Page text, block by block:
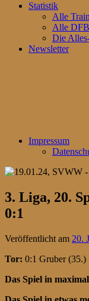
Statistik
Alle
Alle
Die
Newsletter
Impressum
3. Liga, 20.
0:1
Veröffentlicht am 20.
Tor: 0:1 Gruber (35.)
Das Spiel in